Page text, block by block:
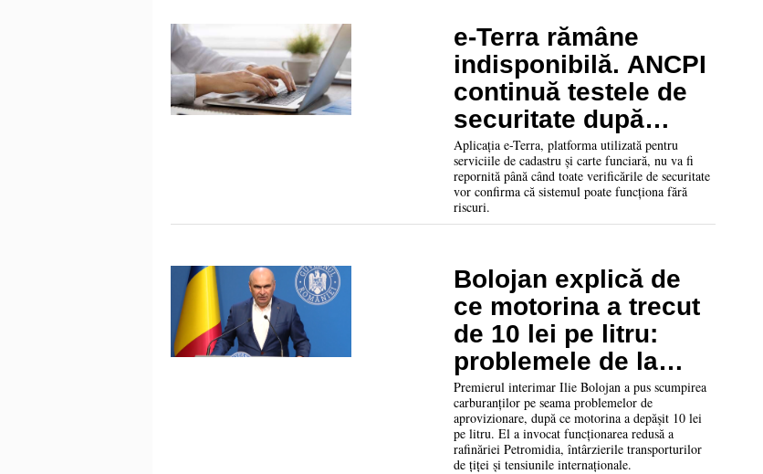
e-Terra rămâne
indisponibilă. ANCPI
continuă testele de
securitate după
atacul ransomware
din iulie
Aplicația e-Terra, platforma utilizată pentru
serviciile de cadastru și carte funciară, nu va fi
repornită până când toate verificările de securitate
vor confirma că sistemul poate funcționa fără
riscuri.
Bolojan explică de
ce motorina a trecut
de 10 lei pe litru:
problemele de la
Petromidia și
transporturile
întârziate
Premierul interimar Ilie Bolojan a pus scumpirea
carburanților pe seama problemelor de
aprovizionare, după ce motorina a depășit 10 lei
pe litru. El a invocat funcționarea redusă a
rafinăriei Petromidia, întârzierile transporturilor
de țiței și tensiunile internaționale.